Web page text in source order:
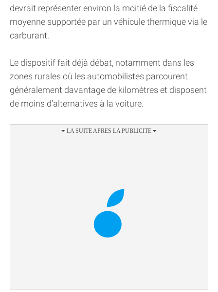
devrait représenter environ la moitié de la fiscalité
moyenne supportée par un véhicule thermique via le
carburant.
Le dispositif fait déjà débat, notamment dans les
zones rurales où les automobilistes parcourent
généralement davantage de kilomètres et disposent
de moins d’alternatives à la voiture.